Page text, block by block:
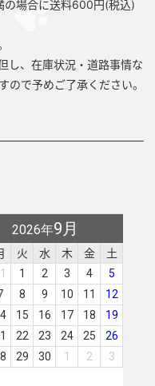
場合に送料600円(税込)
し、在庫状況・道路事情な
ので予めご了承ください。
2026年9月
火 水 木 金 土
1 2 3 4
5
8 9 10 11
12
15 16 17 18
19
22 23 24 25
26
29 30 1 2 3